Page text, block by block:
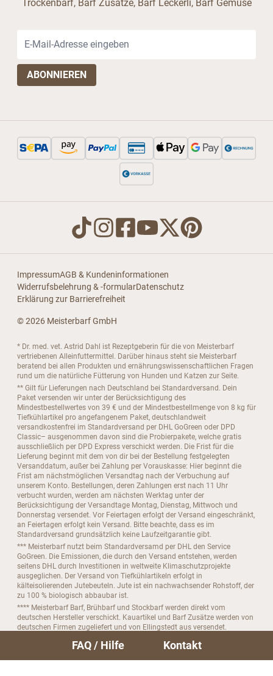
Trockenbarf, Barf Zusätze, Barf Leckerli, Barf Gemüse
ImpressumAGB & Kundeninformationen
Widerrufsbelehrung & -formularDatenschutz
Erklärung zur Barrierefreiheit
© 2026 Meisterbarf GmbH
* Dr. med. vet. Astrid Dahl ist Rezeptgeberin für die von Meisterbarf
vertriebenen Alleinfuttermittel. Darüber hinaus steht sie Meisterbarf
beratend bei allen Produkten und ernährungswissenschaftlichen Fragen
rund um die natürliche Fütterung von Hunden und Katzen zur Seite.
** Gilt für Lieferungen nach Deutschland bei Standardversand. Dein
Paket versenden wir unter der Berücksichtigung des
Mindestbestellwertes von 39 € und der Mindestbestellmenge von 8 kg für
Tiefkühlartikel pro angefangenem Paket, deutschlandweit
versandkostenfrei im Standardversand per DHL GoGreen oder DPD
Classic– ausgenommen davon sind die Probierpakete, welche gratis
ausschließlich per DPD Express verschickt werden. Die Frist für die
Lieferung beginnt mit dem von dir bei der Bestellung festgelegten
Versanddatum, außer bei Zahlung per Vorauskasse: Hier beginnt die
Frist am nächstmöglichen Versandtag nach der Verbuchung auf
unserem Konto. Bestellungen, deren Zahlungen erst nach 11 Uhr
verbucht wurden, werden am nächsten Werktag unter der
Berücksichtigung der Versandtage Montag, Dienstag, Mittwoch und
Donnerstag versendet. Vor Feiertagen erfolgt der Versand eingeschränkt,
an Feiertagen erfolgt kein Versand. Bitte beachte, dass es im
Standardversand grundsätzlich keine Laufzeitgarantie gibt.
*** Meisterbarf nutzt beim Standardversamd per DHL den Service
GoGreen. Die Emissionen, die durch den Versand entstehen, werden
seitens DHL durch Investitionen in weltweite Klimaschutzprojekte
ausgeglichen. Der Versand von Tiefkühlartikeln erfolgt in
kälteisolierenden Jutebeuteln. Jute ist ein nachwachsender Rohstoff, der
zu 100 % biologisch abbaubar ist.
**** Meisterbarf Barf, Brühbarf und Stockbarf werden direkt vom
deutschen Hersteller verschickt. Kauartikel und Barf Zusätze werden von
deutschen Firmen zugeliefert und von Ellingstedt aus versendet.
***** Bitte beachte, das du dein Abo nur bis zu 4 Tage vor der nächsten
Folgebestellung kündigen kannst.
FAQ / Hilfe Kontakt